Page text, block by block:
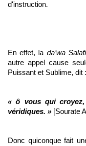
d'instruction.
En effet, la da’wa
autre appel cause
Puissant et Sublime, dit :
« ô vous qui
véridiques. » [Sourate
Donc quiconque fait